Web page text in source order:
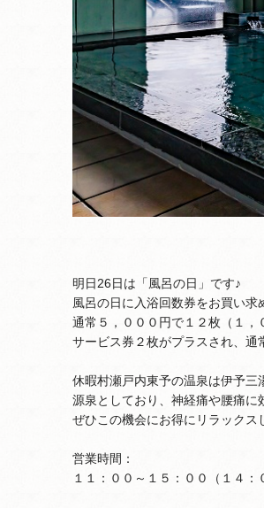
明日26日は「風呂の日」です♪
風呂の日に入浴回数券をお買い求
通常５，０００円で１２枚（１，
サービス券２枚がプラスされ、通
休暇村瀬戸内東予の温泉は伊予三
源泉としており、神経痛や腰痛に
ぜひこの機会にお得にリラックス
営業時間：
１１：００～１５：００（１４：